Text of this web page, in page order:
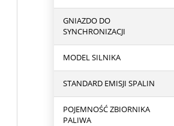
GNIAZDO DO
SYNCHRONIZACJI
MODEL SILNIKA
STANDARD EMISJI SPALIN
POJEMNOŚĆ ZBIORNIKA
PALIWA